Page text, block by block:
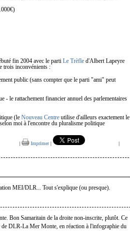
fin 2004 avec le parti Le Trèfle d'Albert Lapeyre
trois inconvénients :
public (sans compter que le parti "ami" peut
- le rattachement financier annuel des parlementaires
(le Nouveau Centre utilise d'ailleurs exactement le
moi à l'encontre du pluralisme politique
| Imprimer| |
MEI/DLR... Tout s'explique (ou presque).
Bon Samaritain de la droite non-inscrite, plutôt. Ce
DLR-La Mer Monte, en réaction à l'infographie du